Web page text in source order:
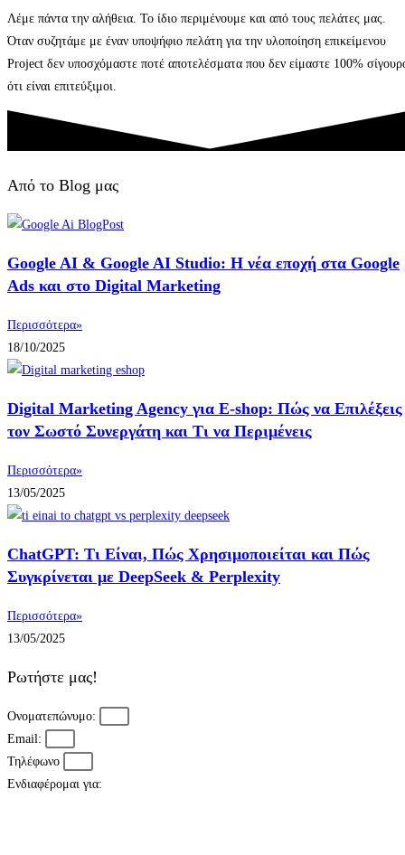
Λέμε πάντα την αλήθεια. Το ίδιο περιμένουμε και από τους πελάτες μας.
Όταν συζητάμε με έναν υποψήφιο πελάτη για την υλοποίηση επικείμενου
Project δεν υποσχόμαστε ποτέ αποτελέσματα που δεν είμαστε 100%
ότι είναι επιτεύξιμοι.
Από το Blog μας
Google AI & Google AI Studio: Η νέα εποχή στα Google
Ads και στο Digital Marketing
Περισσότερα»
18/10/2025
Digital Marketing Agency για E-shop: Πώς να Επιλέξεις
τον Σωστό Συνεργάτη και Τι να Περιμένεις
Περισσότερα»
13/05/2025
ChatGPT: Τι Είναι, Πώς Χρησιμοποιείται και Πώς
Συγκρίνεται με DeepSeek & Perplexity
Περισσότερα»
13/05/2025
Ρωτήστε μας!
Ονοματεπώνυμο:
Email:
Τηλέφωνο
Ενδιαφέρομαι για: